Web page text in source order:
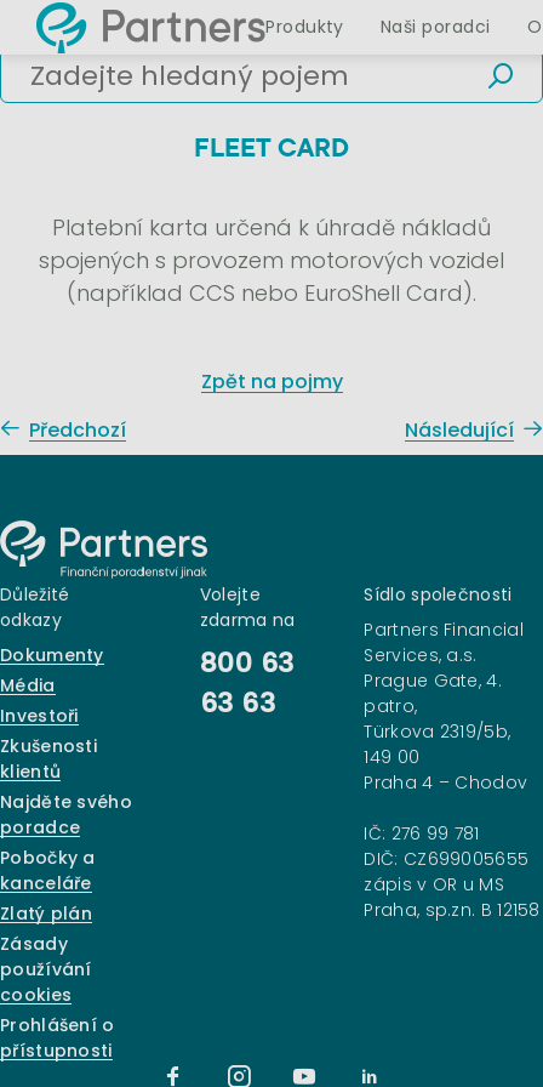
Produkty Naši poradci
FLEET CARD
Platební karta určená k úhradě nákladů
spojených s provozem motorových vozidel
(například CCS nebo EuroShell Card).
Zpět na pojmy
Předchozí
Následující
Důležité
odkazy
Dokumenty
Média
Investoři
Zkušenosti
klientů
Najděte svého
poradce
Pobočky a
kanceláře
Zlatý plán
Zásady
používání
cookies
Prohlášení o
přístupnosti
Volejte
zdarma na
800 63
63 63
Sídlo společnosti
Partners Financial
Services, a.s.
Prague Gate, 4.
patro,
Türkova 2319/5b,
149 00
Praha 4 – Chodov
IČ: 276 99 781
DIČ: CZ699005655
zápis v OR u MS
Praha, sp.zn. B 12158